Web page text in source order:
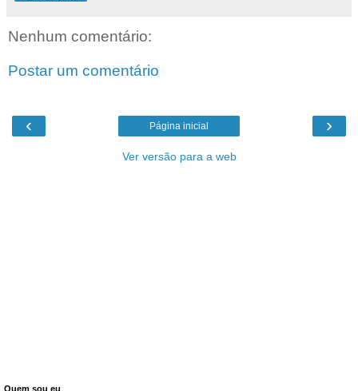
Nenhum comentário:
Postar um comentário
‹ ›
Página inicial
Ver versão para a web
Quem sou eu